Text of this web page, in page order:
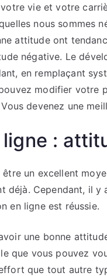
vie et votre
nous sommes
attitude ont
négative. Le
en remplaçant
modifier votre
devenez une
:
être un excellent
déjà. Cependant, il
en ligne est réussie.
une bonne
que vous pouvez
que tout autre